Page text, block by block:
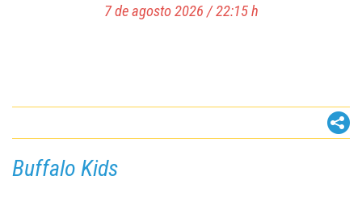
7 de agosto 2026 / 22:15 h
Buffalo Kids